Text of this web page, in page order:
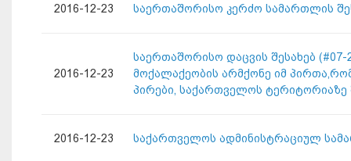
2016-12-23 საერთაშორისო კერძო სამართლის
2016-12-23
საერთაშორისო დაცვის შესახებ (#07-
მოქალაქეობის არმქონე იმ
პირები, საქართველოს ტერიტორიაზე
2016-12-23 საქართველოს ადმინისტრაციულ